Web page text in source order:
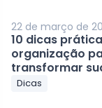
22 de março de
10 dicas
organização
transformar
Dicas